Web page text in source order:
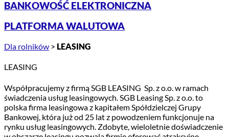
BANKOWOŚĆ ELEKTRONICZNA
PLATFORMA WALUTOWA
Dla rolników > LEASING
LEASING
Współpracujemy z firmą SGB LEASING Sp. z o.o. w ramach
świadczenia usług leasingowych. SGB Leasing Sp. z o.o. to
polska firma leasingowa z kapitałem Spółdzielczej Grupy
Bankowej, która już od 25 lat z powodzeniem funkcjonuje na
rynku usług leasingowych. Zdobyte, wieloletnie doświadczenie